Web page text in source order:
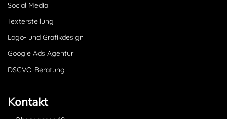
Social Media
Texterstellung
Logo- und Grafikdesign
Google Ads Agentur
DSGVO-Beratung
Kontakt